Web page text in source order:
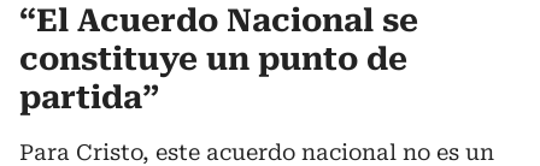
“El Acuerdo Nacional se
constituye un punto de
partida”
Para Cristo, este acuerdo nacional no es un